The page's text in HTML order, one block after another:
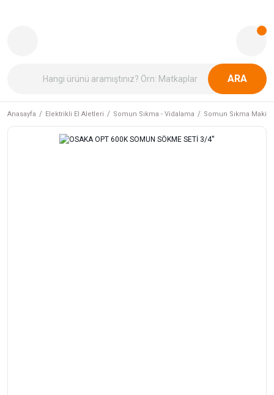
ARA
Anasayfa Elektrikli El Aletleri Somun Sıkma - Vidalama Somun Sıkma